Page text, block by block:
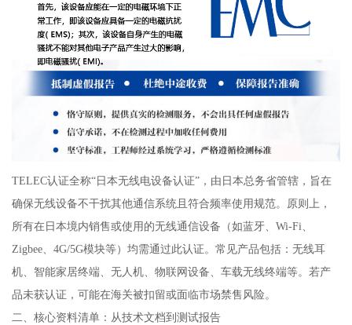
TELEC认证全称“日本无线电设备认证”，由日本总务省管辖，旨在
确保无线设备不干扰其他通信系统且符合频率使用规范。原则上，
所有在日本境内销售或使用的无线通信设备（如蓝牙、Wi-Fi、
Zigbee、4G/5G模块等）均需通过此认证。常见产品包括：无线耳
机、智能家居终端、无人机、物联网设备、车载无线终端等。若产
品未获认证，可能在海关被扣留或面临市场禁售风险。
二、核心资料清单：从技术文档到测试报告